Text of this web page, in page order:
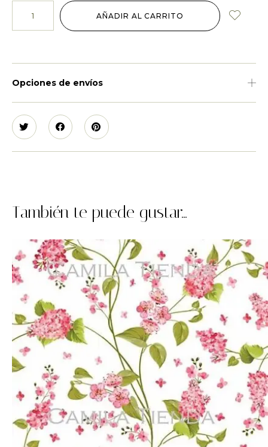
AÑADIR AL CARRITO
Opciones de envíos
También te puede gustar...